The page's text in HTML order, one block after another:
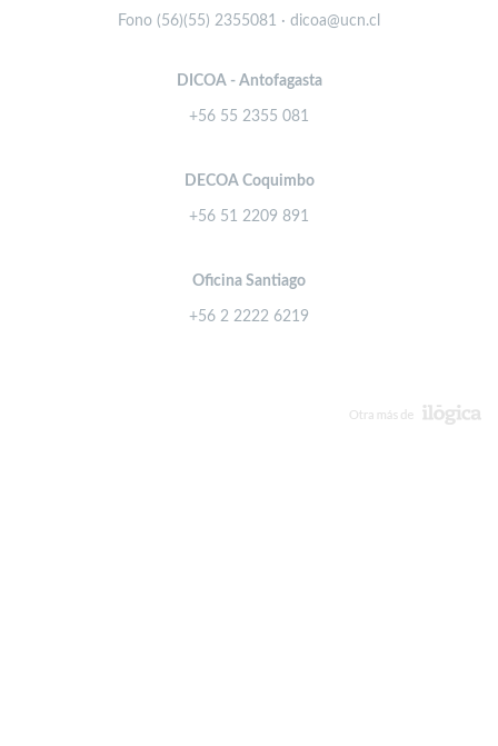
Fono (56)(55) 2355081 · dicoa@ucn.cl
DICOA - Antofagasta
+56 55 2355 081
DECOA Coquimbo
+56 51 2209 891
Oficina Santiago
+56 2 2222 6219